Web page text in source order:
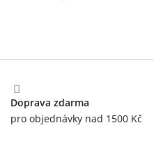
Doprava zdarma
pro objednávky nad 1500 Kč